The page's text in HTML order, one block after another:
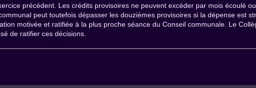
précédent. Les crédits provisoires ne peuvent excéder par mois écoulé
peut toutefois dépasser les douzièmes provisoires si la dépense est
motivée et ratifiée à la plus proche séance du Conseil communale. Le
de ratifier ces décisions.